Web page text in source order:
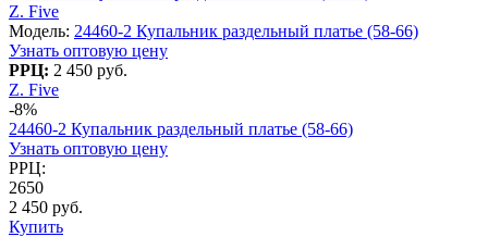
Z. Five
Модель: 24460-2 Купальник раздельный платье (58-66)
Узнать оптовую цену
РРЦ: 2 450 руб.
Z. Five
-8%
24460-2 Купальник раздельный платье (58-66)
Узнать оптовую цену
РРЦ:
2650
2 450 руб.
Купить